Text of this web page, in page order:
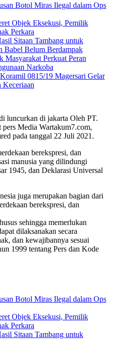
Botol Miras Ilegal dalam Ops
Objek Eksekusi, Pemilik
Perkara
Sitaan Tambang untuk
Babel Belum Berdampak
Perkuat Peran
Narkoba
0815/19 Magersari Gelar
Keceriaan
luncurkan di jakarta Oleh PT.
Media Wartakum7.com,
pada tanggal 22 Juli 2021.
berekspresi, dan
manusia yang dilindungi
1945, dan Deklarasi Universal
juga merupakan bagian dari
berekspresi, dan
sehingga memerlukan
dilaksanakan secara
dan kewajibannya sesuai
1999 tentang Pers dan Kode
Botol Miras Ilegal dalam Ops
Objek Eksekusi, Pemilik
Perkara
Sitaan Tambang untuk